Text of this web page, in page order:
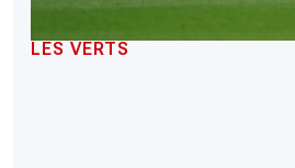
LES VERTS